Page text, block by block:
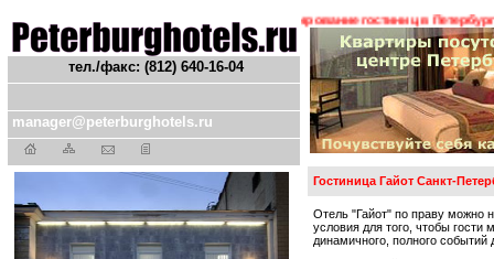
тел./факс: (812) 640-16-04
manager@peterburghotels.ru
! ! ! Гостиницы Санкт-Петербурга. Бронирование гостиниц в Петербурге.
Гостиница Гайот Санкт-
Отель "Гайот" по праву можно
условия для того, чтобы гости
динамичного, полного событий